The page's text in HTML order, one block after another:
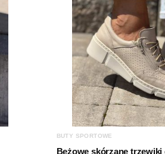
BUTY SPORTOWE
Beżowe skórzane trzewiki